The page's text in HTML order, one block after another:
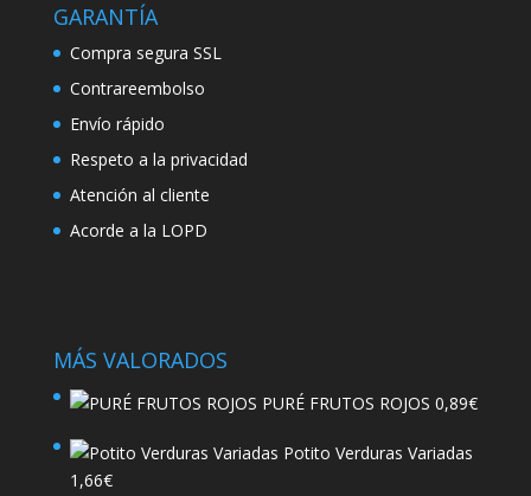
GARANTÍA
Compra segura SSL
Contrareembolso
Envío rápido
Respeto a la privacidad
Atención al cliente
Acorde a la LOPD
MÁS VALORADOS
PURÉ FRUTOS ROJOS 0,89€
Potito Verduras Variadas
1,66€